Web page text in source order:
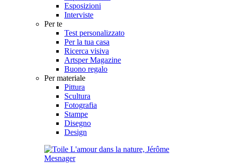
Esposizioni
Interviste
Per te
Test personalizzato
Per la tua casa
Ricerca visiva
Artsper Magazine
Buono regalo
Per materiale
Pittura
Scultura
Fotografia
Stampe
Disegno
Design